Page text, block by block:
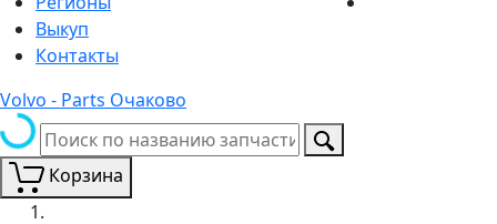
Выкуп
Контакты
Volvo - Parts Очаково
Корзина